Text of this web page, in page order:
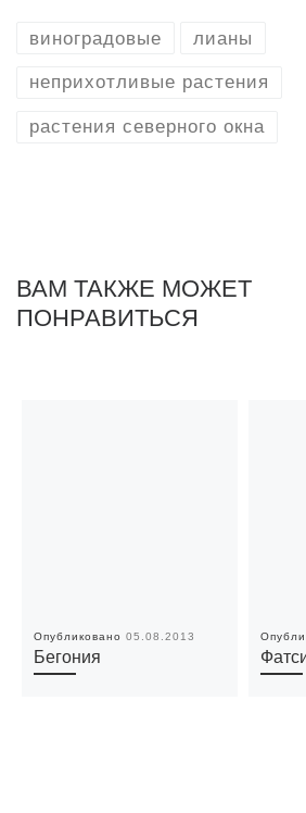
виноградовые лианы
неприхотливые растения
растения северного окна
ВАМ ТАКЖЕ МОЖЕТ
ПОНРАВИТЬСЯ
Опубликовано05.08.2013
Бегония